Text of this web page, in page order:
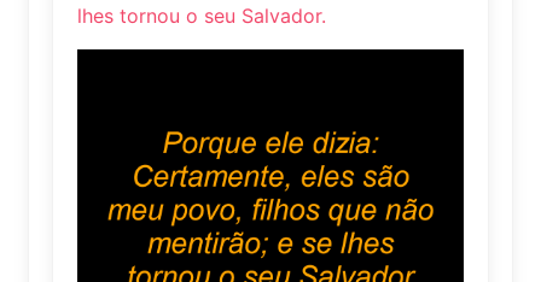
lhes tornou o seu Salvador.